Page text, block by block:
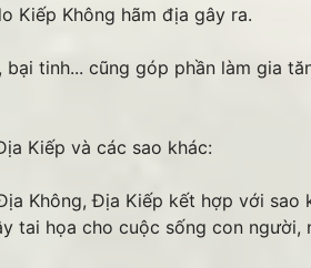
Kiếp Không hãm địa gây ra.
bại tinh... cũng góp phần làm gia
Kiếp và các sao khác:
Không, Địa Kiếp kết hợp với sao
tai họa cho cuộc sống con người,